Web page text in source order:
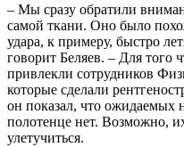
– Мы сразу обратили
самой ткани. Оно было
удара, к примеру, быстро
говорит Беляев. – Для того
привлекли сотрудников
которые сделали
он показал, что ожидаемых
полотенце нет. Возможно,
улетучиться.